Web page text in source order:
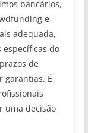
bancários,
e
adequada,
do
de
garantias. É
uma decisão